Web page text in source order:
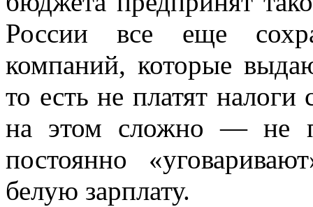
России все еще
компаний, которые
то есть не платят
на этом сложно — не
постоянно
белую зарплату.